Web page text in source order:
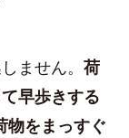
ません。 荷
早歩きする
物をまっすぐ